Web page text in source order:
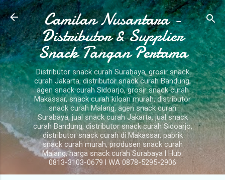
Langsung ke konten utama
Camilan Nusantara -
Distributor & Supplier
Snack Tangan Pertama
Distributor snack curah Surabaya, grosir snack
curah Jakarta, distributor snack curah Bandung,
agen snack curah Sidoarjo, grosir snack curah
Makassar, snack curah kiloan murah, distributor
snack curah Malang, agen snack curah
Surabaya, jual snack curah Jakarta, jual snack
curah Bandung, distributor snack curah Sidoarjo,
distributor snack curah di Makassar, pabrik
snack curah murah, produsen snack curah
Malang, harga snack curah Surabaya l Hub.
0813-3103-0679 l WA 0878-5295-2906